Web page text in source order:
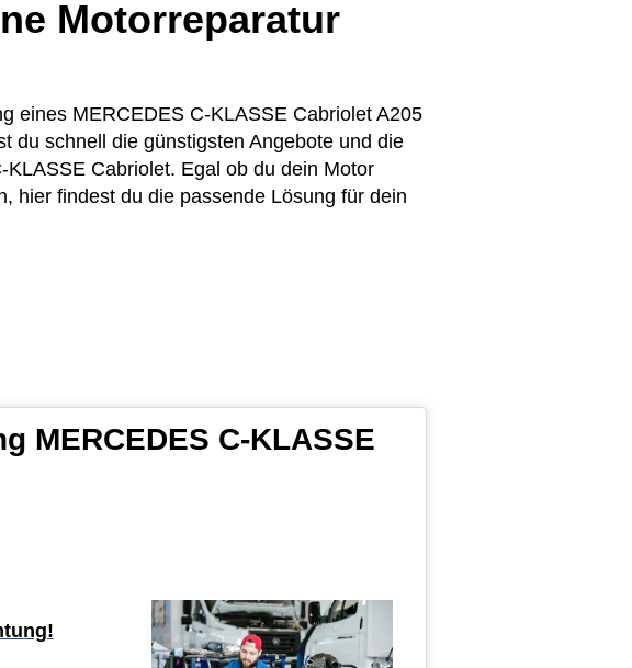
Motorreparatur
eines MERCEDES C-KLASSE Cabriolet A205
du schnell die günstigsten Angebote und die
Cabriolet. Egal ob du dein Motor
hier findest du die passende Lösung für dein
MERCEDES C-KLASSE